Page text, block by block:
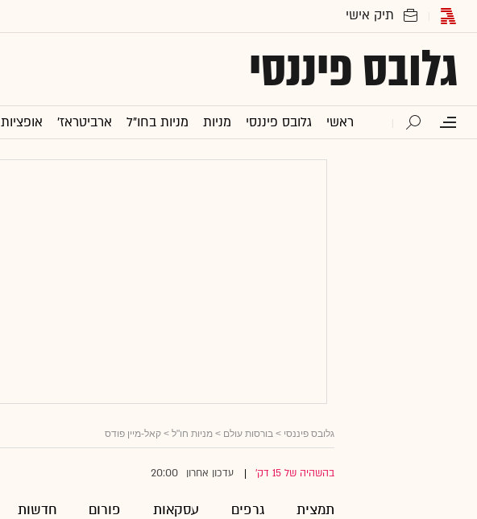
גלובס פיננסי
ראשי גלובס פיננסי מניות מניות בחו"ל ארביטראז' אופציות
גלובס פיננסי > בורסות עולם > מניות חו"ל > קאל-מיין פודס
בהשהיה של 15 דק' עדכון אחרון 20:00
תמצית גרפים עסקאות פורום חדשות